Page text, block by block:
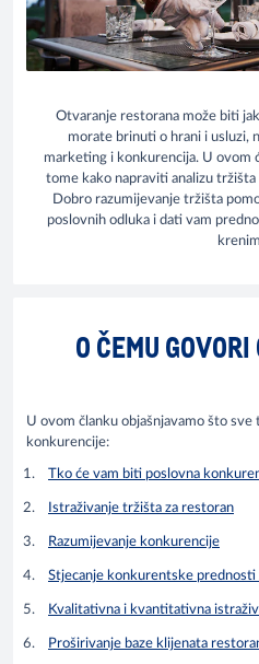
Otvaranje restorana može biti
morate brinuti o hrani i usluzi,
marketing i konkurencija. U ovom
tome kako napraviti analizu
Dobro razumijevanje tržišta
poslovnih odluka i dati vam
O ČEMU
U ovom članku objašnjavamo što
konkurencije:
Tko će vam biti poslovna
Istraživanje tržišta za restoran
Razumijevanje konkurencije
Stjecanje konkurentske prednosti
Kvalitativna i kvantitativna
Proširivanje baze klijenata